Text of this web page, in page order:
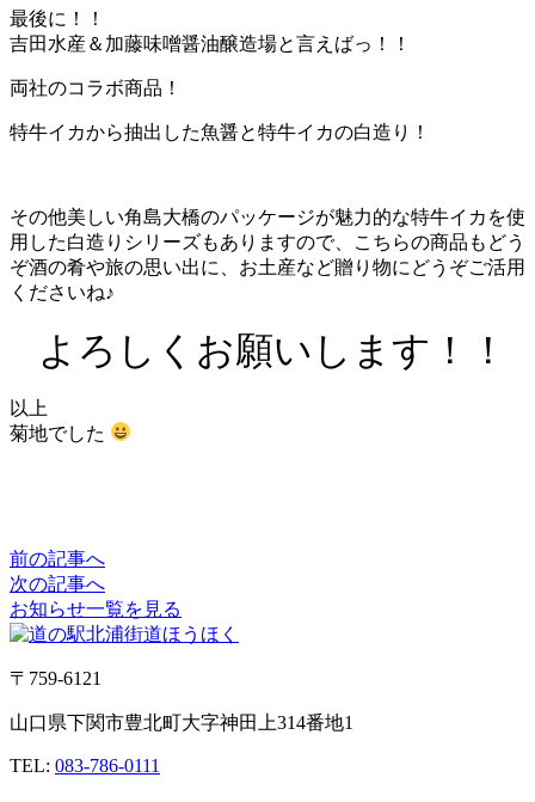
最後に！！
吉田水産＆加藤味噌醤油醸造場と言えばっ！！
両社のコラボ商品！
特牛イカから抽出した魚醤と特牛イカの白造り！
その他美しい角島大橋のパッケージが魅力的な特牛イカを使
用した白造りシリーズもありますので、こちらの商品もどう
ぞ酒の肴や旅の思い出に、お土産など贈り物にどうぞご活用
くださいね♪
よろしくお願いします！！
以上
菊地でした
前の記事へ
次の記事へ
お知らせ一覧を見る
〒759-6121
山口県下関市豊北町大字神田上314番地1
TEL: 083-786-0111